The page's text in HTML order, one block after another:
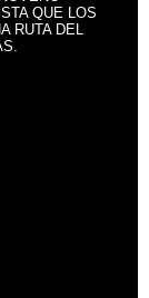
QUE LOS
RUTA DEL